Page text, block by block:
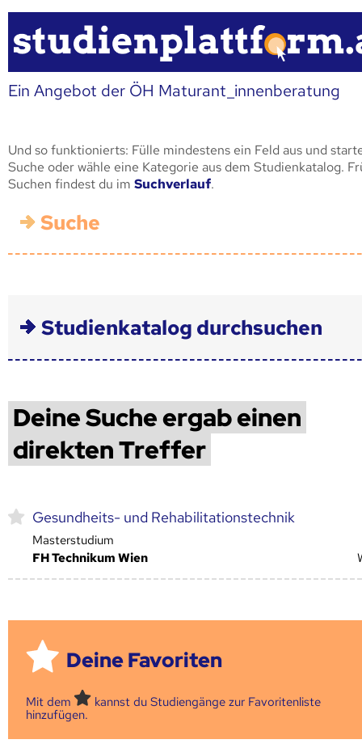
Ein Angebot der ÖH Maturant_innenberatung
Und so funktionierts: Fülle mindestens ein Feld aus und
Suche oder wähle eine Kategorie aus dem Studienkatalog.
Suchen findest du im Suchverlauf.
Suche
Studienkatalog durchsuchen
Deine Suche ergab einen
direkten Treffer
Gesundheits- und Rehabilitationstechnik
Masterstudium
FH Technikum Wien
Deine Favoriten
Mit dem
kannst du Studiengänge zur Favoritenliste
hinzufügen.